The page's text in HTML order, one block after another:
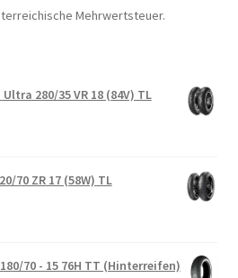
Mehrwertsteuer.
280/35 VR 18 (84V) TL
70 ZR 17 (58W) TL
70 - 15 76H TT (Hinterreifen)